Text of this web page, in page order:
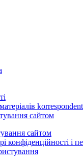
сайтом
сайтом
конфіденційності і